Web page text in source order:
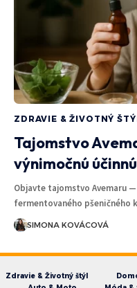
ZDRAVIE & ŽIVOTNÝ
Tajomstvo
výnimočnú
Objavte tajomstvo Avemaru
fermentovaného
SIMONA KOVÁCOVÁ
Zdravie & Životný štýl